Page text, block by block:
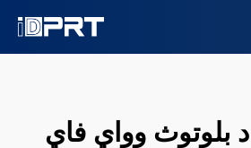
بلوتوث وواي فاي